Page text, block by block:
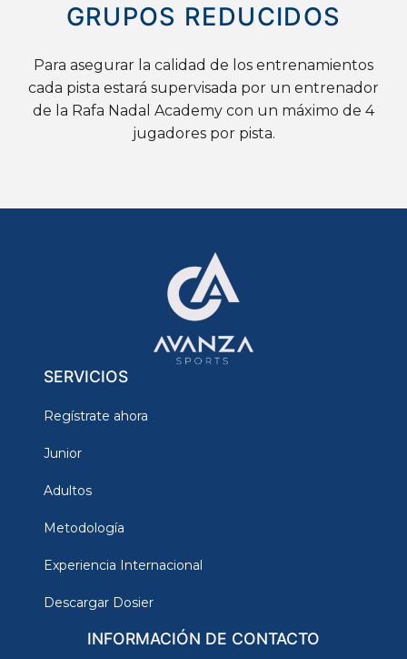
GRUPOS REDUCIDOS
Para asegurar la calidad de los entrenamientos
cada pista estará supervisada por un entrenador
de la Rafa Nadal Academy con un máximo de 4
jugadores por pista.
SERVICIOS
Regístrate ahora
Junior
Adultos
Metodología
Experiencia Internacional
Descargar Dosier
INFORMACIÓN DE CONTACTO